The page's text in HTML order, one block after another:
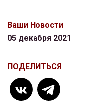
Ваши Новости
05 декабря 2021
ПОДЕЛИТЬСЯ